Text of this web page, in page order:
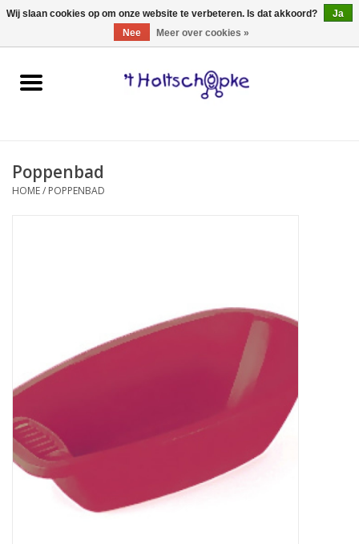
0 Artikelen - €0,00
Home
spellen
eten & drinken
knuffels
boeken
Poppenbad
HOME/ POPPENBAD
Wij slaan cookies op om onze website te verbeteren. Is dat akkoord?
Ja
Nee
Meer over cookies »